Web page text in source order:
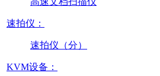
速拍仪：
速拍仪（分）
KVM设备：